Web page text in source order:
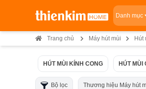
Danh mục
Trang chủ Máy hút mùi Hút
HÚT MÙI KÍNH CONG HÚT MÙI
Bộ lọc Thương hiệu Máy hút